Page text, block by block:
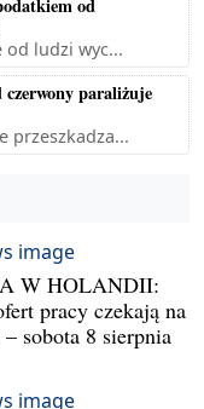
od
od ludzi wyc...
czerwony paraliżuje
przeszkadza...
W HOLANDII:
pracy czekają na
sobota 8 sierpnia